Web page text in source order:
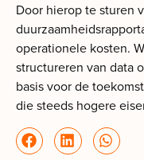
Door hierop te sturen
operationele kosten.
structureren van data
basis voor de
die steeds hogere